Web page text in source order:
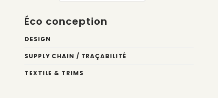
Éco conception
DESIGN
SUPPLY CHAIN / TRAÇABILITÉ
TEXTILE & TRIMS